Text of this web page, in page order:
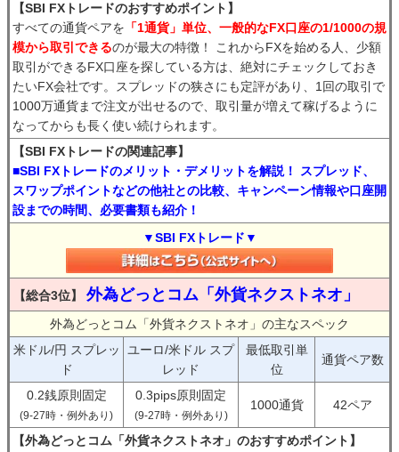
【SBI FXトレードのおすすめポイント】
すべての通貨ペアを 「1通貨」単位、一般的なFX口座の1/1000の規
模から取引できるのが最大の特徴！ これからFXを始める人、少額
取引ができるFX口座を探している方は、絶対にチェックしておき
たいFX会社です。スプレッドの狭さにも定評があり、1回の取引で
1000万通貨まで注文が出せるので、取引量が増えて稼げるように
なってからも長く使い続けられます。
【SBI FXトレードの関連記事】
■SBI FXトレードのメリット・デメリットを解説！ スプレッド、
スワップポイントなどの他社との比較、キャンペーン情報や口座開
設までの時間、必要書類も紹介！
▼SBI FXトレード▼
【総合3位】 外為どっとコム「外貨ネクストネオ」
外為どっとコム「外貨ネクストネオ」の主なスペック
米ドル/円 スプレッ
ド
ユーロ/米ドル スプ
レッド
最低取引単
位
通貨ペア数
0.2銭原則固定
(9-27時・例外あり)
0.3pips原則固定
(9-27時・例外あり)
1000通貨 42ペア
【外為どっとコム「外貨ネクストネオ」のおすすめポイント】